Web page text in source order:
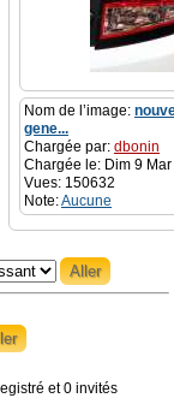
Nom de l’image:
gene...
Chargée par: dbonin
Chargée le: Dim 9
Vues: 150632
Note:Aucune
et 0 invités